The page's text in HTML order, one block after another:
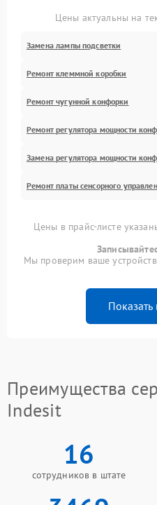
Цены актуальны на
Замена лампы подсветки
Ремонт клеммной коробки
Ремонт чугунной конфорки
Ремонт регулятора мощности
Замена регулятора мощности
Ремонт платы сенсорного
Цены в прайс-листе
Мы проверим ваше
Показать
Преимущества
Indesit
16
сотрудников в штате